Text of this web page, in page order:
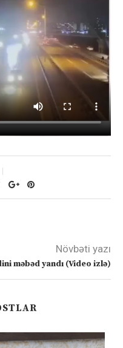
Növbəti yazı
məbəd yandı (Video izlə)